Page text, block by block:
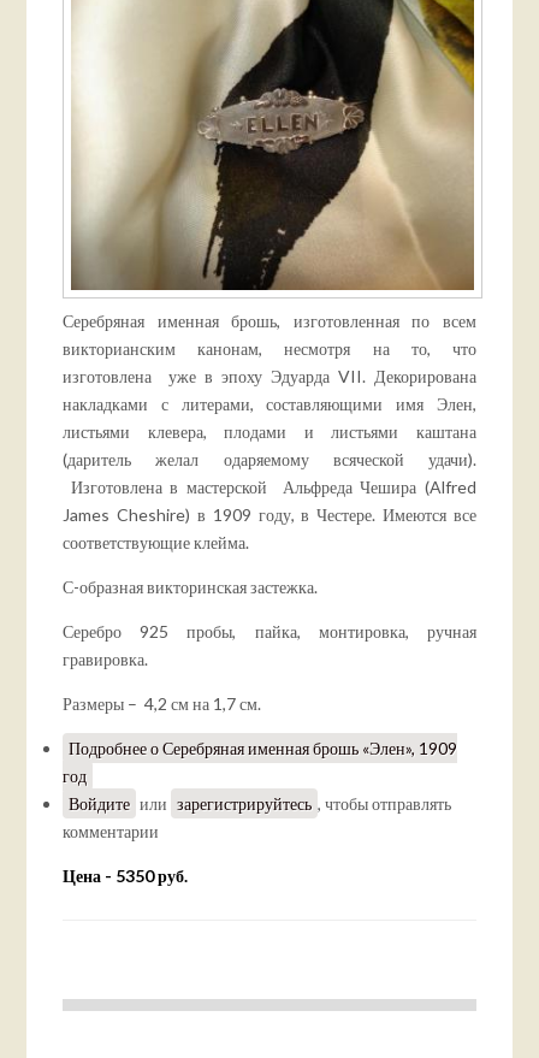
Серебряная именная брошь, изготовленная по всем
викторианским канонам, несмотря на то, что
изготовлена уже в эпоху Эдуарда VII. Декорирована
накладками с литерами, составляющими имя Элен,
листьями клевера, плодами и листьями каштана
(даритель желал одаряемому всяческой удачи).
Изготовлена в мастерской Альфреда Чешира (Alfred
James Cheshire) в 1909 году, в Честере. Имеются все
соответствующие клейма.
С-образная викторинская застежка.
Серебро 925 пробы, пайка, монтировка, ручная
гравировка.
Размеры – 4,2 см на 1,7 см.
Подробнеео Серебряная именная брошь «Элен», 1909
год
Войдите или зарегистрируйтесь , чтобы отправлять
комментарии
Цена - 5350 руб.